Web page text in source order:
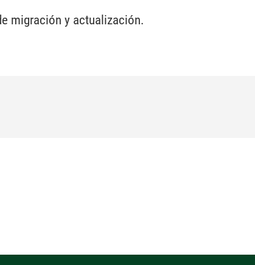
migración y actualización.